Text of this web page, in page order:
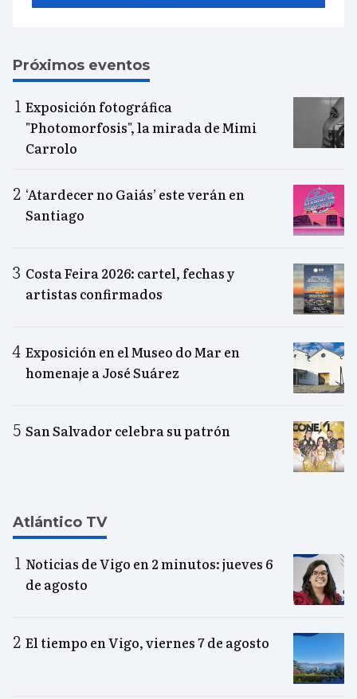
Próximos eventos
Exposición fotográfica
"Photomorfosis", la mirada de Mimi
Carrolo
‘Atardecer no Gaiás’ este verán en
Santiago
Costa Feira 2026: cartel, fechas y
artistas confirmados
Exposición en el Museo do Mar en
homenaje a José Suárez
San Salvador celebra su patrón
Atlántico TV
Noticias de Vigo en 2 minutos: jueves 6
de agosto
El tiempo en Vigo, viernes 7 de agosto